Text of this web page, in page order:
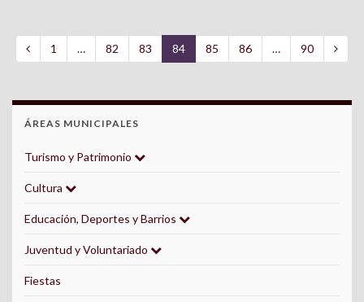
1 … 82 83 84 85 86 … 90
ÁREAS MUNICIPALES
Turismo y Patrimonio
Cultura
Educación, Deportes y Barrios
Juventud y Voluntariado
Fiestas